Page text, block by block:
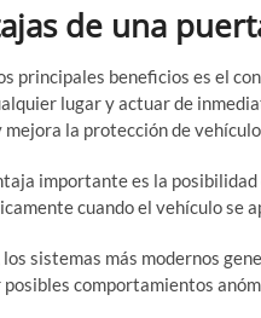
de una
principales beneficios es el
lugar y actuar de
mejora la protección de
importante es la
cuando el vehículo se
los sistemas más modernos
comportamientos